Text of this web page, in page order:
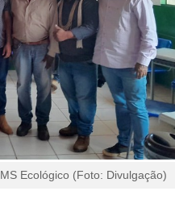
Ecológico (Foto: Divulgação)